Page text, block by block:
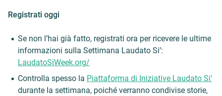
Registrati oggi
Se non l’hai già fatto, registrati ora per ricevere le ultime
informazioni sulla Settimana Laudato Si’:
LaudatoSiWeek.org/
Controlla spesso la Piattaforma di Iniziative Laudato Si’
durante la settimana, poiché verranno condivise storie,